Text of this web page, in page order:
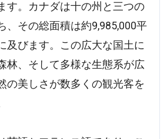
す。カナダは十の州と三つの
、その総面積は約9,985,000平
及びます。この広大な国土に
林、そして多様な生態系が広
の美しさが数多くの観光客を